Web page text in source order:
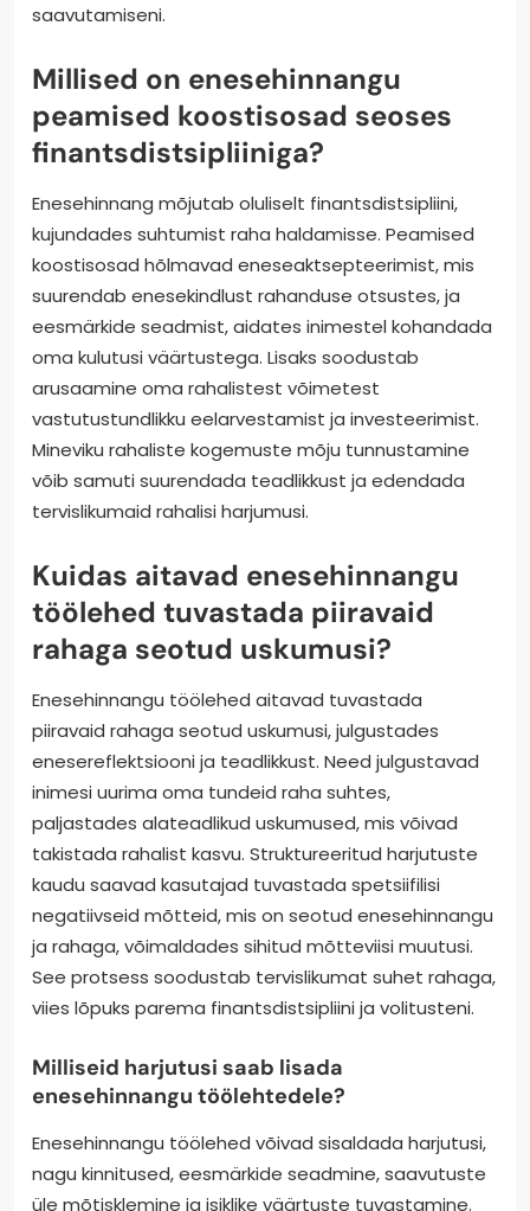
saavutamiseni.
Millised on enesehinnangu
peamised koostisosad seoses
finantsdistsipliiniga?
Enesehinnang mõjutab oluliselt finantsdistsipliini,
kujundades suhtumist raha haldamisse. Peamised
koostisosad hõlmavad eneseaktsepteerimist, mis
suurendab enesekindlust rahanduse otsustes, ja
eesmärkide seadmist, aidates inimestel kohandada
oma kulutusi väärtustega. Lisaks soodustab
arusaamine oma rahalistest võimetest
vastutustundlikku eelarvestamist ja investeerimist.
Mineviku rahaliste kogemuste mõju tunnustamine
võib samuti suurendada teadlikkust ja edendada
tervislikumaid rahalisi harjumusi.
Kuidas aitavad enesehinnangu
töölehed tuvastada piiravaid
rahaga seotud uskumusi?
Enesehinnangu töölehed aitavad tuvastada
piiravaid rahaga seotud uskumusi, julgustades
enesereflektsiooni ja teadlikkust. Need julgustavad
inimesi uurima oma tundeid raha suhtes,
paljastades alateadlikud uskumused, mis võivad
takistada rahalist kasvu. Struktureeritud harjutuste
kaudu saavad kasutajad tuvastada spetsiifilisi
negatiivseid mõtteid, mis on seotud enesehinnangu
ja rahaga, võimaldades sihitud mõtteviisi muutusi.
See protsess soodustab tervislikumat suhet rahaga,
viies lõpuks parema finantsdistsipliini ja volitusteni.
Milliseid harjutusi saab lisada
enesehinnangu töölehtedele?
Enesehinnangu töölehed võivad sisaldada harjutusi,
nagu kinnitused, eesmärkide seadmine, saavutuste
üle mõtisklemine ja isiklike väärtuste tuvastamine.